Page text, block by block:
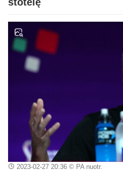
2023-02-27 20:36© PA nuotr.